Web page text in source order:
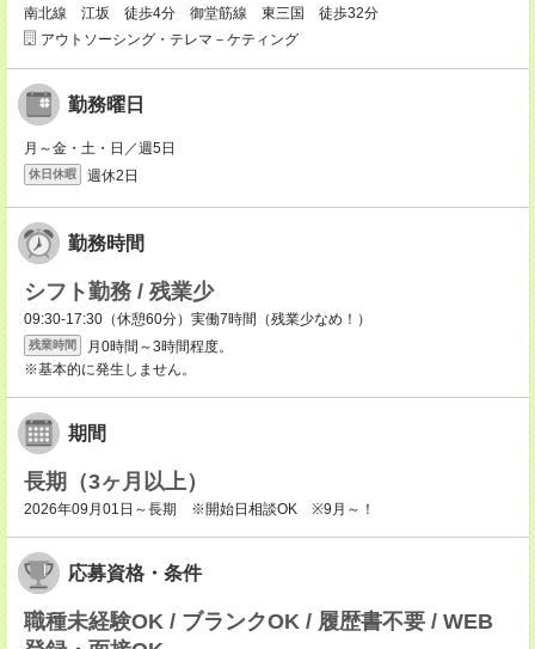
南北線 江坂 徒歩4分 御堂筋線 東三国 徒歩32分
アウトソーシング・テレマ－ケティング
勤務曜日
月～金・土・日／週5日
休日休暇 週休2日
勤務時間
シフト勤務 / 残業少
09:30-17:30（休憩60分）実働7時間（残業少なめ！）
残業時間
月0時間～3時間程度。
※基本的に発生しません。
期間
長期（3ヶ月以上）
2026年09月01日～長期 ※開始日相談OK ※9月～！
応募資格・条件
職種未経験OK / ブランクOK / 履歴書不要 / WEB